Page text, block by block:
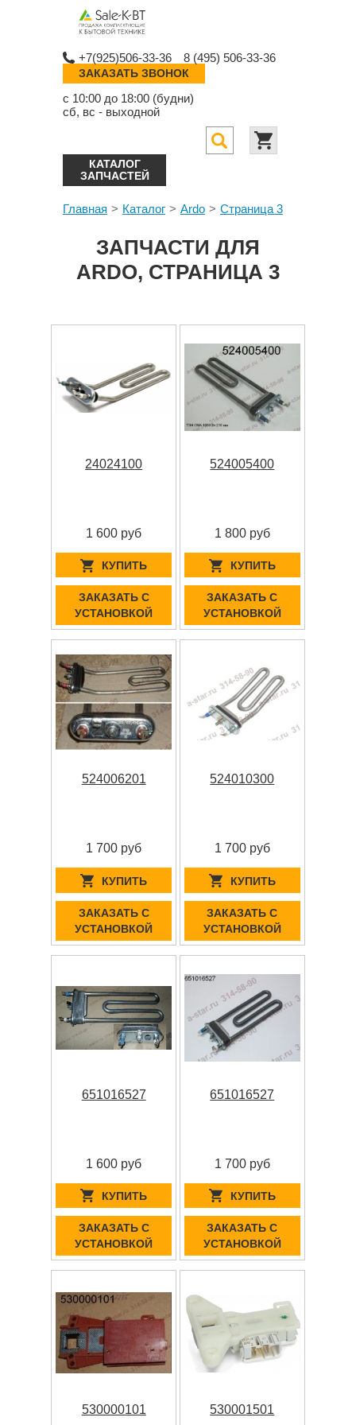
+7(925)506-33-36 8 (495) 506-33-36
ЗАКАЗАТЬ ЗВОНОК
с 10:00 до 18:00 (будни)
сб, вс - выходной
КАТАЛОГ
ЗАПЧАСТЕЙ
Главная Каталог Ardo Страница 3
ЗАПЧАСТИ ДЛЯ
ARDO, СТРАНИЦА 3
24024100
1 600 руб
КУПИТЬ
ЗАКАЗАТЬ С
УСТАНОВКОЙ
524005400
1 800 руб
КУПИТЬ
ЗАКАЗАТЬ С
УСТАНОВКОЙ
524006201
1 700 руб
КУПИТЬ
ЗАКАЗАТЬ С
УСТАНОВКОЙ
524010300
1 700 руб
КУПИТЬ
ЗАКАЗАТЬ С
УСТАНОВКОЙ
651016527
1 600 руб
КУПИТЬ
ЗАКАЗАТЬ С
УСТАНОВКОЙ
651016527
1 700 руб
КУПИТЬ
ЗАКАЗАТЬ С
УСТАНОВКОЙ
530000101 530001501